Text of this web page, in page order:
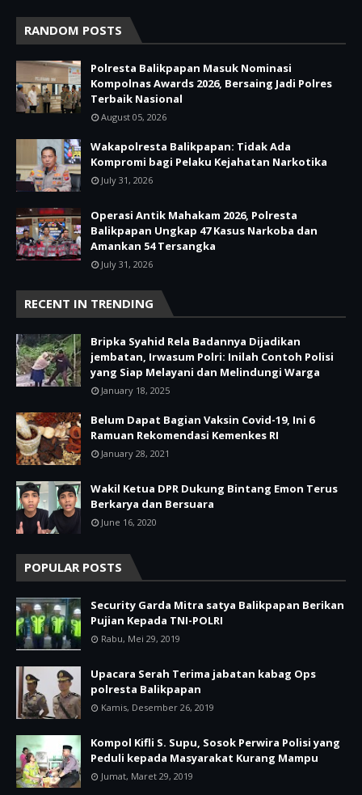
RANDOM POSTS
Polresta Balikpapan Masuk Nominasi
Kompolnas Awards 2026, Bersaing Jadi Polres
Terbaik Nasional
August 05, 2026
Wakapolresta Balikpapan: Tidak Ada
Kompromi bagi Pelaku Kejahatan Narkotika
July 31, 2026
Operasi Antik Mahakam 2026, Polresta
Balikpapan Ungkap 47 Kasus Narkoba dan
Amankan 54 Tersangka
July 31, 2026
RECENT IN TRENDING
Bripka Syahid Rela Badannya Dijadikan
jembatan, Irwasum Polri: Inilah Contoh Polisi
yang Siap Melayani dan Melindungi Warga
January 18, 2025
Belum Dapat Bagian Vaksin Covid-19, Ini 6
Ramuan Rekomendasi Kemenkes RI
January 28, 2021
Wakil Ketua DPR Dukung Bintang Emon Terus
Berkarya dan Bersuara
June 16, 2020
POPULAR POSTS
Security Garda Mitra satya Balikpapan Berikan
Pujian Kepada TNI-POLRI
Rabu, Mei 29, 2019
Upacara Serah Terima jabatan kabag Ops
polresta Balikpapan
Kamis, Desember 26, 2019
Kompol Kifli S. Supu, Sosok Perwira Polisi yang
Peduli kepada Masyarakat Kurang Mampu
Jumat, Maret 29, 2019